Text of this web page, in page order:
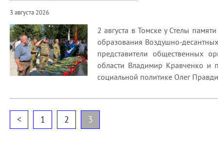
3 августа 2026
2 августа в Томске у Стелы
образования Воздушно-
представители общественных
области Владимир Кравченко и
социальной политике Олег
< 1 2 3